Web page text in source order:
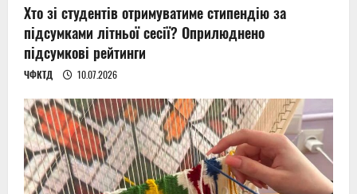
Хто зі студентів отримуватиме стипендію за
підсумками літньої сесії? Оприлюднено
підсумкові рейтинги
ЧФКТД 10.07.2026